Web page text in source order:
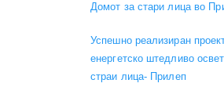
Домот за стари лица во
Успешно реализиран
енергетско штедливо
страи лица- Прилеп